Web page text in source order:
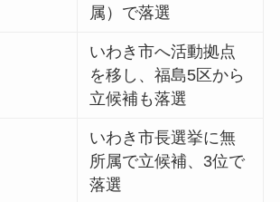
属）で落選
いわき市へ活動拠点
を移し、福島5区から
立候補も落選
いわき市長選挙に無
所属で立候補、3位で
落選